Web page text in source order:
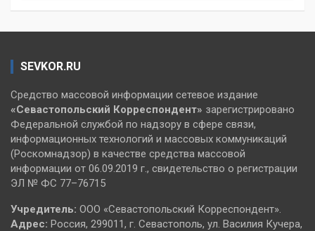
SEVKOR.RU
Средство массовой информации сетевое издание
«Севастопольский Корреспондент» зарегистрировано
Федеральной службой по надзору в сфере связи,
информационных технологий и массовых коммуникаций
(Роскомнадзор) в качестве средства массовой
информации от 06.09.2019 г., свидетельство о регистрации
ЭЛ № ФС 77–76715
Учредитель: ООО «Севастопольский Корреспондент».
Адрес: Россия, 299011, г. Севастополь, ул. Василия Кучера,